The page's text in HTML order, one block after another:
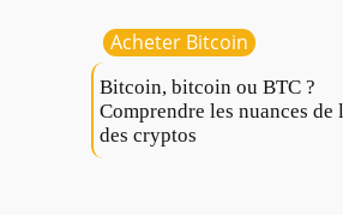
Acheter Bitcoin
Bitcoin, bitcoin ou BTC ?
Comprendre les nuances de
des cryptos